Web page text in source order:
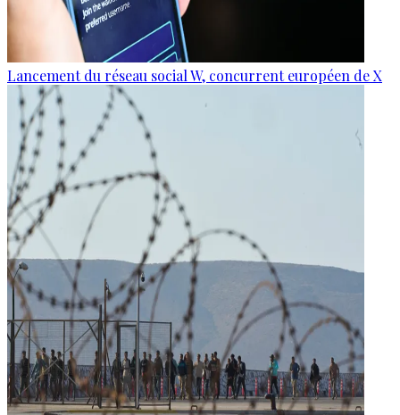
Lancement du réseau social W, concurrent européen de X